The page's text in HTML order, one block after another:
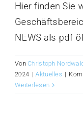
Hier finden Sie
NEWS als pdf
VonChristoph
2024 | Aktuelles |
Weiterlesen